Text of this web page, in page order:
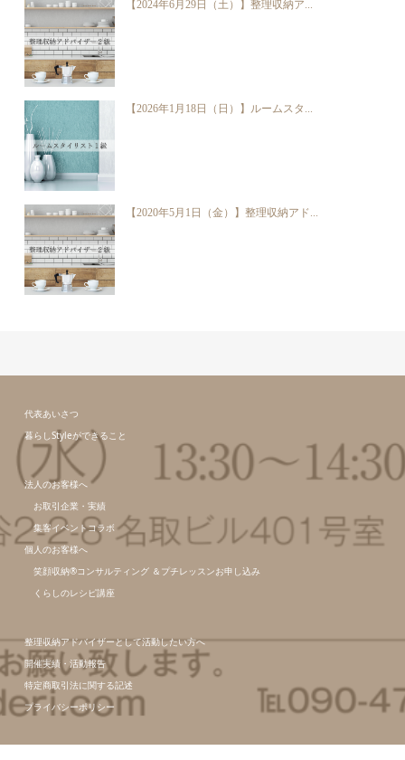
【2024年6月29日（土）】整理収納ア...
【2026年1月18日（日）】ルームスタ...
【2020年5月1日（金）】整理収納アド...
代表あいさつ
暮らしStyleができること
法人のお客様へ
お取引企業・実績
集客イベントコラボ
個人のお客様へ
笑顔収納®コンサルティング ＆プチレッスンお申し込み
くらしのレシピ講座
整理収納アドバイザーとして活動したい方へ
開催実績・活動報告
特定商取引法に関する記述
プライバシーポリシー